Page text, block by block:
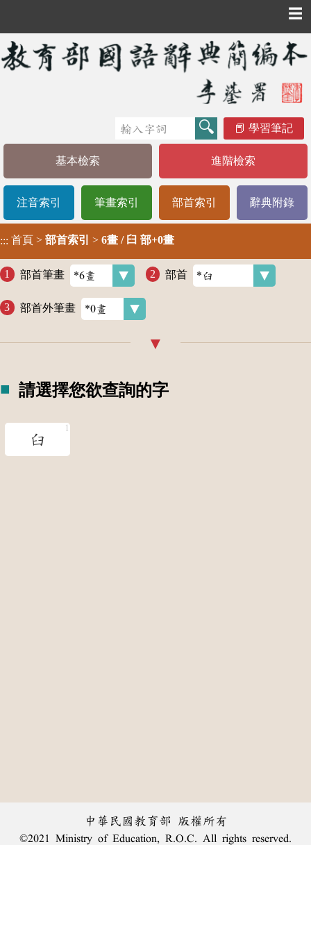
☰
學習筆記
基本檢索 進階檢索
注音索引 筆畫索引 部首索引 辭典附錄
::: 首頁 > 部首索引 > 6畫 / 臼 部+0畫
部首筆畫 部首
部首外筆畫
請選擇您欲查詢的字
臼
中華民國教育部 版權所有
©2021 Ministry of Education, R.O.C. All rights reserved.